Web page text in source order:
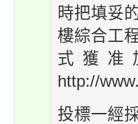
時把填妥
樓綜合工
式獲准
http://
投標一經